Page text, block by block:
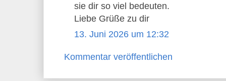
sie dir so viel bedeuten.
Liebe Grüße zu dir
13. Juni 2026 um 12:32
Kommentar veröffentlichen